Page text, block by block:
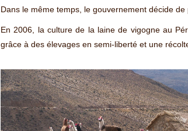
Dans le même temps, le gouvernement décide
En 2006, la culture de la laine de vigogne au
grâce à des élevages en semi-liberté et une